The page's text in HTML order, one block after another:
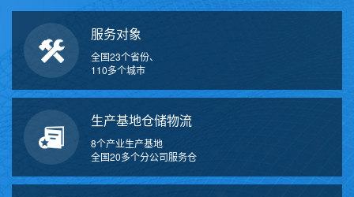
服务对象
全国23个省份、
110多个城市
生产基地仓储物流
8个产业生产基地
全国20多个分公司服务仓